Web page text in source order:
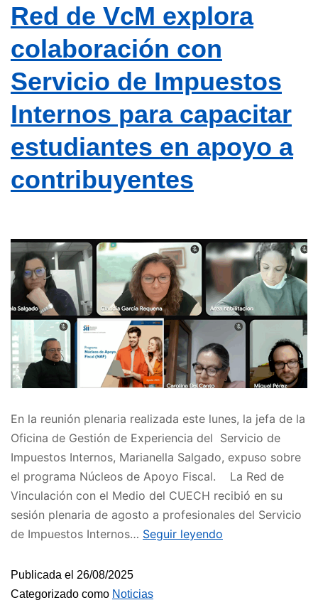
Red de VcM explora
colaboración con
Servicio de Impuestos
Internos para capacitar
estudiantes en apoyo a
contribuyentes
En la reunión plenaria realizada este lunes, la jefa de la
Oficina de Gestión de Experiencia del Servicio de
Impuestos Internos, Marianella Salgado, expuso sobre
el programa Núcleos de Apoyo Fiscal. La Red de
Vinculación con el Medio del CUECH recibió en su
sesión plenaria de agosto a profesionales del Servicio
de Impuestos Internos… Seguir leyendo
Publicada el 26/08/2025
Categorizado como Noticias